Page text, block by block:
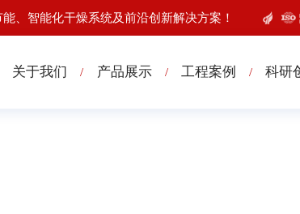
、智能化干燥系统及前沿创新解决方案！
关于我们 / 产品展示 / 工程案例 / 科研